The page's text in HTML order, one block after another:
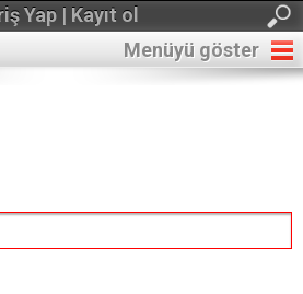
Yap | Kayıt ol
Menüyü göster